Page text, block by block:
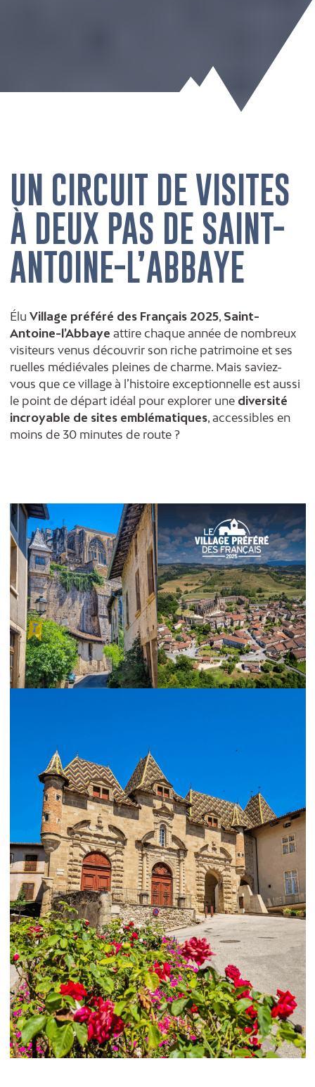
UN CIRCUIT DE VISITES
À DEUX PAS DE SAINT-
ANTOINE-L’ABBAYE
Élu Village préféré des Français 2025, Saint-
Antoine-l’Abbaye attire chaque année de nombreux
visiteurs venus découvrir son riche patrimoine et ses
ruelles médiévales pleines de charme. Mais saviez-
vous que ce village à l’histoire exceptionnelle est aussi
le point de départ idéal pour explorer une diversité
incroyable de sites emblématiques, accessibles en
moins de 30 minutes de route ?